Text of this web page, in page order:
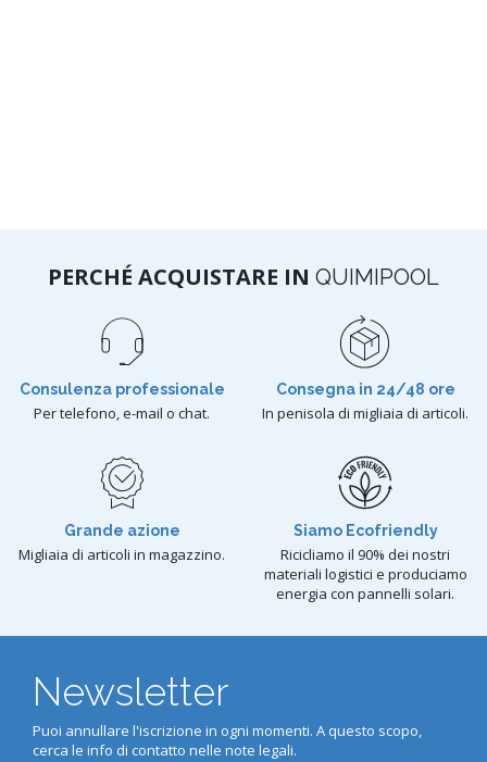
PERCHÉ ACQUISTARE IN QUIMIPOOL
Consulenza professionale
Per telefono, e-mail o chat.
Consegna in 24/48 ore
In penisola di migliaia di articoli.
Grande azione
Migliaia di articoli in magazzino.
Siamo Ecofriendly
Ricicliamo il 90% dei nostri
materiali logistici e produciamo
energia con pannelli solari.
Newsletter
Puoi annullare l'iscrizione in ogni momenti. A questo scopo,
cerca le info di contatto nelle note legali.